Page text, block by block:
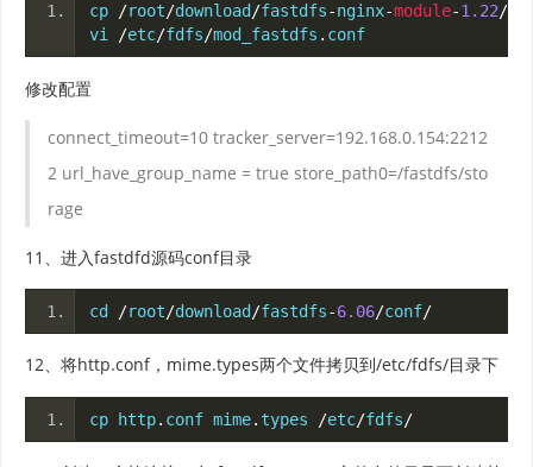
cp /root/download/fastdfs-nginx-module-1.22/
vi /etc/fdfs/mod_fastdfs . conf
修改配置
connect_timeout=10 tracker_server=192.168.0.154:2212
2 url_have_group_name = true store_path0=/fastdfs/sto
rage
11、进入fastdfd源码conf目录
cd /root/download/fastdfs-6.06/conf/
12、将http.conf，mime.types两个文件拷贝到/etc/fdfs/目录下
cp http. conf mime. types /etc/fdfs/